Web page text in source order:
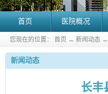
首页 医院概况
您现在的位置： 首页 → 新闻动态 →
新闻动态
长丰